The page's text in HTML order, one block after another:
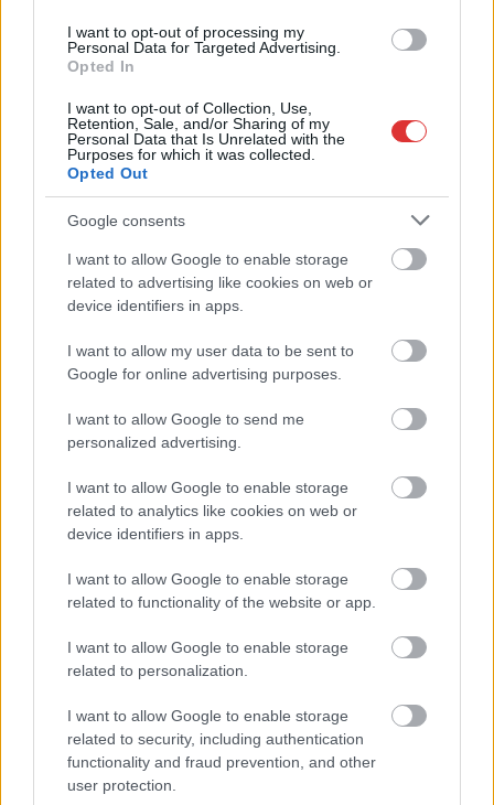
I want to opt-out of processing my
Personal Data for Targeted Advertising.
Opted In
I want to opt-out of Collection, Use,
Retention, Sale, and/or Sharing of my
Personal Data that Is Unrelated with the
Purposes for which it was collected.
Opted Out
Google consents
I want to allow Google to enable storage
related to advertising like cookies on web or
device identifiers in apps.
I want to allow my user data to be sent to
Google for online advertising purposes.
I want to allow Google to send me
personalized advertising.
I want to allow Google to enable storage
related to analytics like cookies on web or
device identifiers in apps.
I want to allow Google to enable storage
related to functionality of the website or app.
I want to allow Google to enable storage
related to personalization.
I want to allow Google to enable storage
related to security, including authentication
functionality and fraud prevention, and other
user protection.
vette észre, aki szerint nem hiteles az énekesnő álszentsége a
kereszténységgel kapcsolatban. Rámutatott, hogy a Rolex-
karóra sem illik a szerény keresztény imázsba – írja a HVG.
Fluor Tomi is megszólalt a téma kapcsán, szarkasztikusan
kijelentva: ha tudta volna, hogy a kereszténység ilyen órával
jár, kicsit jobban hitt volna Istenben. Most az énekesnő is
elmondta a véleményét egy Instagram-történetében: „Na! Van
remény! Ma már csak az órámmal tudtak hergelni… a jövő…
TOVÁBB OLVASOM
Bulvár tóth gabi
Tóth Gabinak is bejött a kereszténység –
Czapkó Dorottya
TikTok-on Lakatos
Zsolt óraszakértőnek,
Órákról nevű
csatornáján a nézők
és videók alapján
megállapítani, hogy milyen karórát hordanak a magyar és
nemzetközi hírességek. A szakember horogjára ezúttal Tóth
Gabi akadt. A Pénzcentrum is felkapta a témát és megosztotta
az óraszakértő megállapításait: az énekesnő mostanában
előszeretettel visel egy hétmilliós Rolexet. A Megasztár egykori